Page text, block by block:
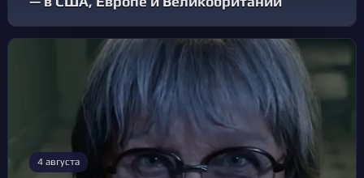
4 августа